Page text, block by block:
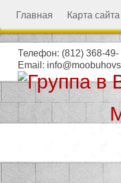
Главная Карта сайта
Телефон: (812) 368-49-
Email: